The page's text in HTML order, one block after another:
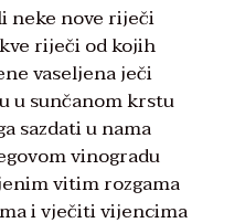
neke nove riječi
riječi od kojih
vaseljena ječi
u sunčanom krstu
sazdati u nama
vinogradu
vitim rozgama
i vječiti vijencima